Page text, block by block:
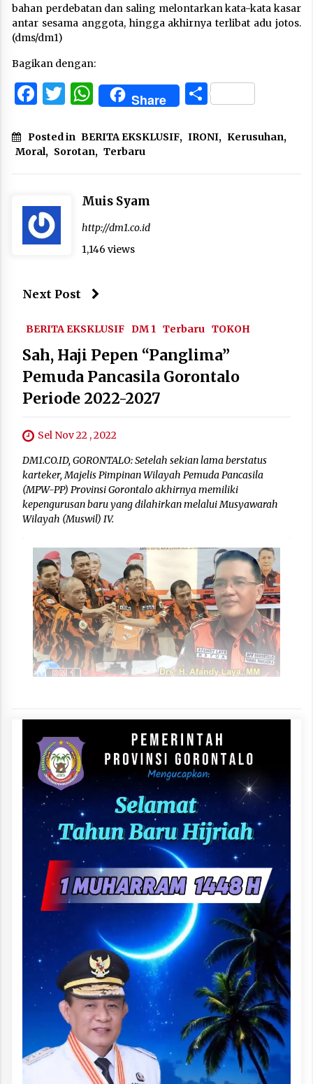
bahan perdebatan dan saling melontarkan kata-kata kasar
antar sesama anggota, hingga akhirnya terlibat adu jotos.
(dms/dm1)
Bagikan dengan:
Facebook
Twitter
WhatsApp
Share Share
Posted in BERITA EKSKLUSIF, IRONI, Kerusuhan,
Moral, Sorotan, Terbaru
Muis Syam
http://dm1.co.id
1,146 views
Next Post
BERITA EKSKLUSIF DM 1 Terbaru TOKOH
Sah, Haji Pepen “Panglima”
Pemuda Pancasila Gorontalo
Periode 2022-2027
Sel Nov 22 , 2022
DM1.CO.ID, GORONTALO: Setelah sekian lama berstatus
karteker, Majelis Pimpinan Wilayah Pemuda Pancasila
(MPW-PP) Provinsi Gorontalo akhirnya memiliki
kepengurusan baru yang dilahirkan melalui Musyawarah
Wilayah (Muswil) IV.